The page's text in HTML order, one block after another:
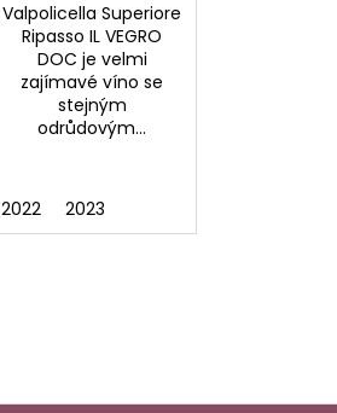
Valpolicella Superiore
Ripasso IL VEGRO
DOC je velmi
zajímavé víno se
stejným
odrůdovým...
2022 2023